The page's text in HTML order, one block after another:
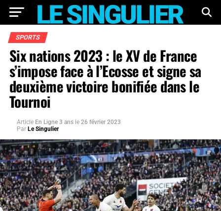
SPORTS
Six nations 2023 : le XV de France
s’impose face à l’Ecosse et signe sa
deuxième victoire bonifiée dans le
Tournoi
Article En Ligne 3 ans le 26 février 2023
Par Le Singulier